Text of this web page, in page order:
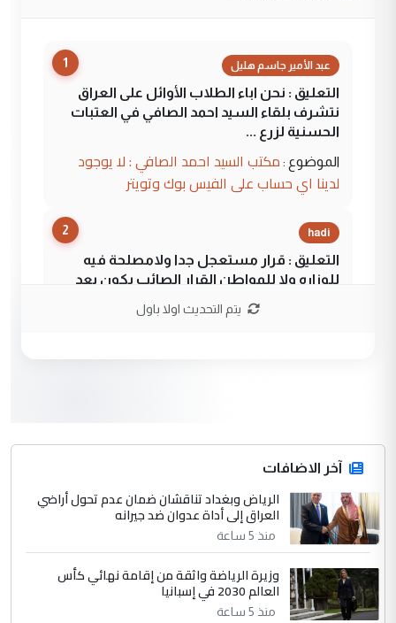
1 عبد الأمير جاسم هليل
التعليق : نحن اباء الطلاب الأوائل على العراق
نتشرف بلقاء السيد احمد الصافي في العتبات
الحسنية لزرع ...
الموضوع : مكتب السيد احمد الصافي : لا يوجود
لدينا اي حساب على الفيس بوك وتويتر
2 hadi
التعليق : قرار مستعجل جدا ولامصلحة فيه
للوزاره ولا للمواطن القرار الصائب يكون بعد
جنسية الرافد الثالث للعراق ومن اصول عريقة
ابا فرات ...
الموضوع :
الجواهري يرد على صدام حسين سل
مضجعيك يابن الزنا (نص كامل)
سردار
التعليق : واحد من عصابة علي ماما يسقط
جنسية الرافد الثالث للعراق ومن اصول عريقة
يتم التحديث اولا باول
آخر الاضافات
الرياض وبغداد تناقشان ضمان عدم تحول أراضي
العراق إلى أداة عدوان ضد جيرانه
منذ 5 ساعة
وزيرة الرياضة واثقة من إقامة نهائي كأس
العالم 2030 في إسبانيا
منذ 5 ساعة